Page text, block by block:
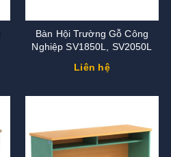
Bàn Hội Trường Gỗ Công
Nghiệp SV1850L, SV2050L
Liên hệ